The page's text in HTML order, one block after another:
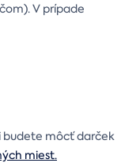
V prípade
budete môcť darček
miest.